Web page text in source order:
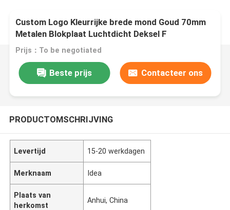
Custom Logo Kleurrijke brede mond Goud 70mm
Metalen Blokplaat Luchtdicht Deksel F
Prijs：To be negotiated
Beste prijs Contacteer ons
PRODUCTOMSCHRIJVING
Levertijd 15-20 werkdagen
Merknaam Idea
Plaats van
herkomst
Anhui, China